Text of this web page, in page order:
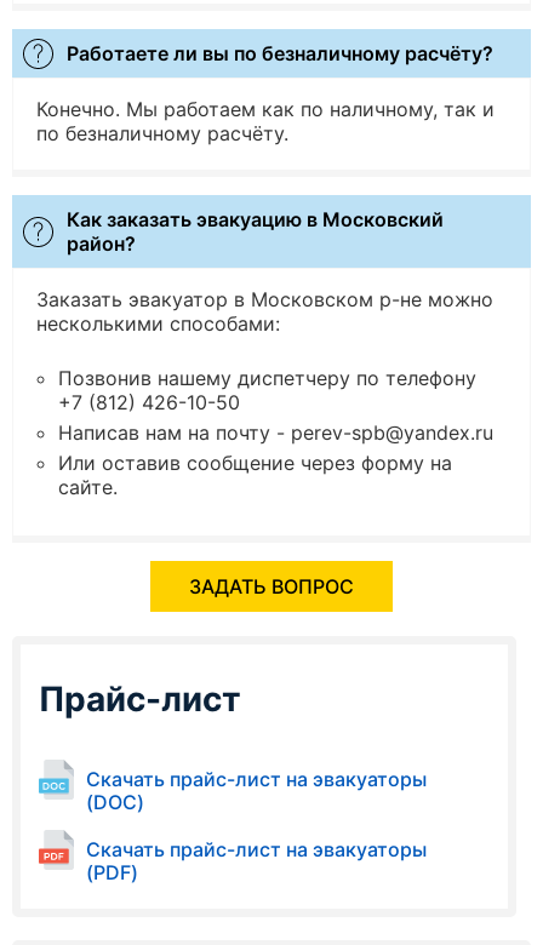
Работаете ли вы по безналичному расчёту?
Конечно. Мы работаем как по наличному, так и
по безналичному расчёту.
Как заказать эвакуацию в Московский
район?
Заказать эвакуатор в Московском р-не можно
несколькими способами:
Позвонив нашему диспетчеру по телефону
+7 (812) 426-10-50
Написав нам на почту - perev-spb@yandex.ru
Или оставив сообщение через форму на
сайте.
ЗАДАТЬ ВОПРОС
Прайс-лист
Скачать прайс-лист на эвакуаторы
(DOC)
Скачать прайс-лист на эвакуаторы
(PDF)